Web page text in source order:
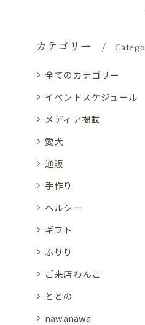
カテゴリー
全てのカテゴリー
イベントスケジュール
メディア掲載
愛犬
通販
手作り
ヘルシー
ギフト
ふりり
ご来店わんこ
ととの
nawanawa